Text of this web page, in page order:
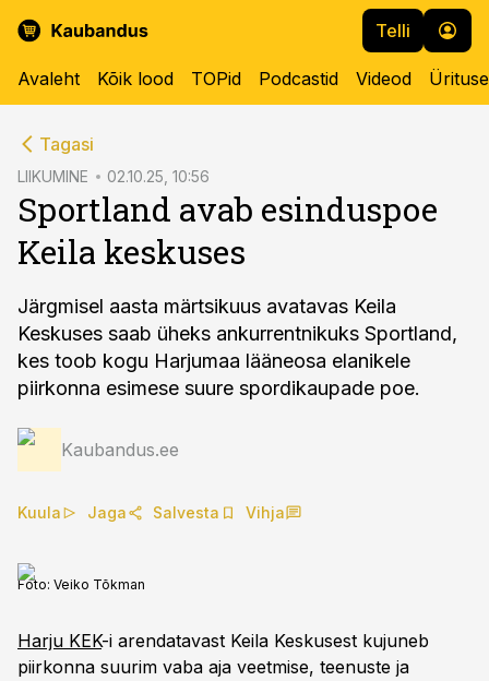
Telli
Avaleht Kõik lood TOPid Podcastid Videod
Tagasi
LIIKUMINE 02.10.25, 10:56
Sportland avab esinduspoe
Keila keskuses
Järgmisel aasta märtsikuus avatavas Keila
Keskuses saab üheks ankurrentnikuks Sportland,
kes toob kogu Harjumaa lääneosa elanikele
piirkonna esimese suure spordikaupade poe.
Kaubandus.ee
Kuula Jaga Salvesta Vihja
Foto: Veiko Tõkman
Harju KEK-i arendatavast Keila Keskusest kujuneb
piirkonna suurim vaba aja veetmise, teenuste ja